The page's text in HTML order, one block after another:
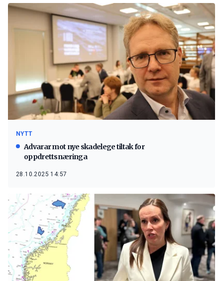
NYTT
Advarar mot nye skadelege tiltak for
oppdrettsnæringa
28.10.2025 14:57